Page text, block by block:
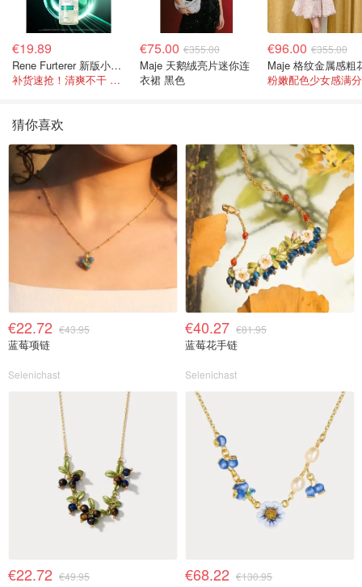
€19.89
Rene Furterer 新版小白珠洗发水 500ml
补货速抢！清爽不干 蓬松强韧秀发
€75.00 €355.00
Maje 天鹅绒亮片迷你连
衣裙 黑色
€96.00 €355.00
粉嫩配色少女感满
猜你喜欢
€22.72 €43.95
蓝莓项链
Selenichast
€40.27 €81.95
蓝莓花手链
Selenichast
€22.72 €49.95 €68.22 €130.95